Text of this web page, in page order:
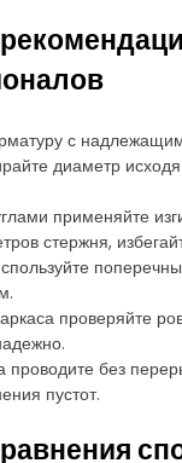
с
диаметр
применяйте
стержня,
проверяйте
проводите без
пустот.